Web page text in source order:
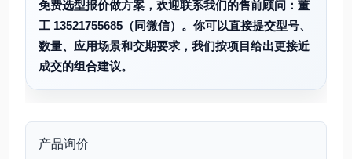
免费选型报价做方案，欢迎联系我们的售前顾问：董
工 13521755685（同微信）。你可以直接提交型号、
数量、应用场景和交期要求，我们按项目给出更接近
成交的组合建议。
产品询价